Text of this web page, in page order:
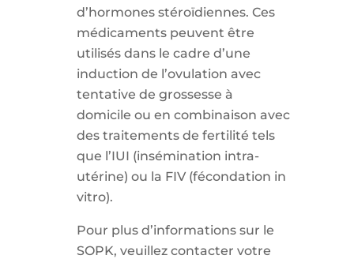
d’hormones stéroïdiennes. Ces
médicaments peuvent être
utilisés dans le cadre d’une
induction de l’ovulation avec
tentative de grossesse à
domicile ou en combinaison avec
des traitements de fertilité tels
que l’IUI (insémination intra-
utérine) ou la FIV (fécondation in
vitro).
Pour plus d’informations sur le
SOPK, veuillez contacter votre